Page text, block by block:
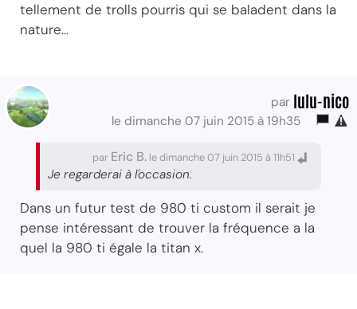
tellement de trolls pourris qui se baladent dans la
nature...
par lulu-nico
le dimanche 07 juin 2015 à 19h35
par Eric B. le dimanche 07 juin 2015 à 11h51
Je regarderai à l'occasion.
Dans un futur test de 980 ti custom il serait je
pense intéressant de trouver la fréquence a la
quel la 980 ti égale la titan x.